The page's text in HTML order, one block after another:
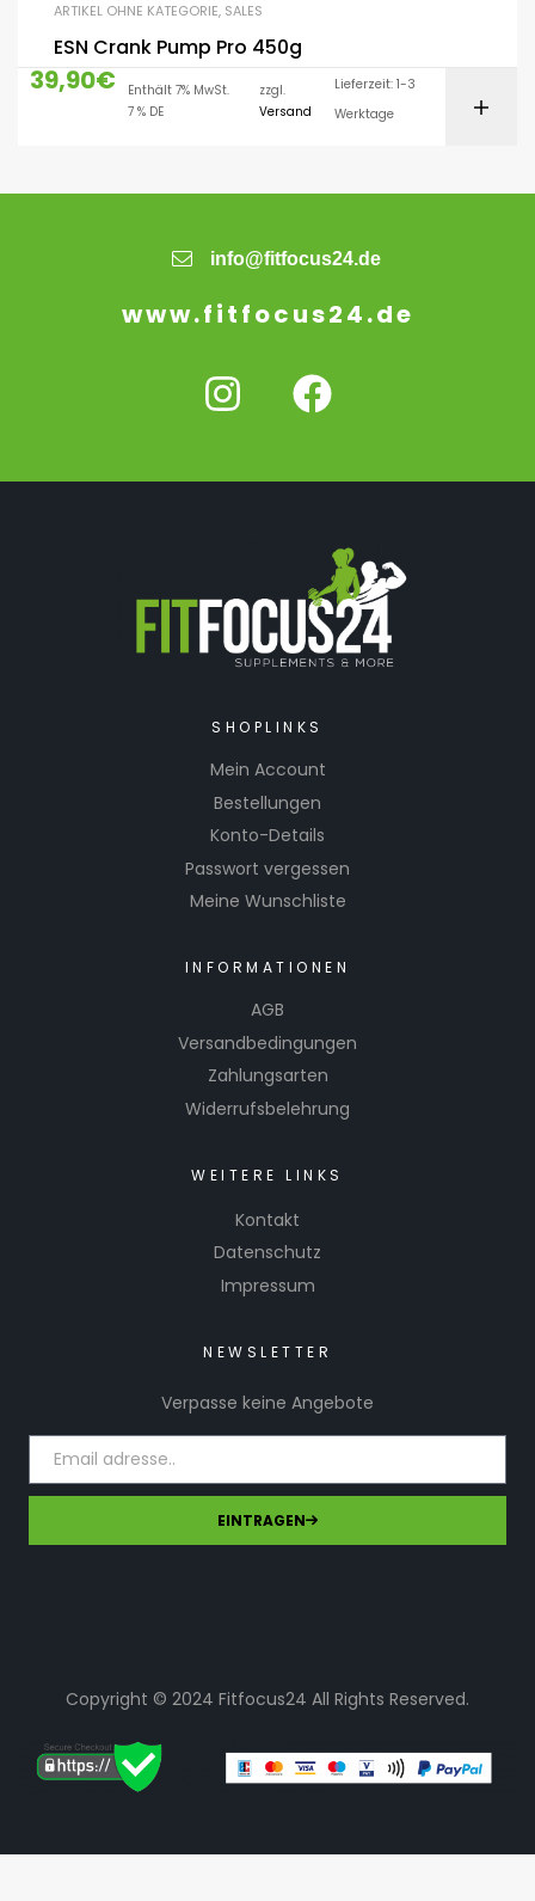
ARTIKEL OHNE KATEGORIE, SALES
ESN Crank Pump Pro 450g
39,90€
Enthält 7% MwSt.
7 % DE
zzgl.
Versand
Lieferzeit: 1-3
Werktage
info@fitfocus24.de
www.fitfocus24.de
SHOPLINKS
Mein Account
Bestellungen
Konto-Details
Passwort vergessen
Meine Wunschliste
INFORMATIONEN
AGB
Versandbedingungen
Zahlungsarten
Widerrufsbelehrung
WEITERE LINKS
Kontakt
Datenschutz
Impressum
NEWSLETTER
Verpasse keine Angebote
EINTRAGEN
Copyright © 2024 Fitfocus24 All Rights Reserved.